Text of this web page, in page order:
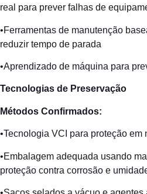
real para prever falhas de
•Ferramentas de manutenção
reduzir tempo de parada
•Aprendizado de máquina para
Tecnologias de Preservação
Métodos Confirmados:
•Tecnologia VCI para proteção em
•Embalagem adequada usando
proteção contra corrosão e